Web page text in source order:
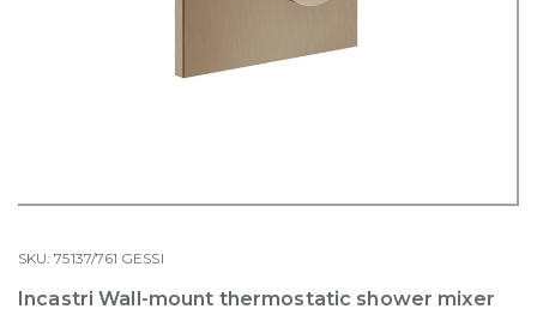
SKU:75137/761 GESSI
Incastri Wall-mount thermostatic shower mixer